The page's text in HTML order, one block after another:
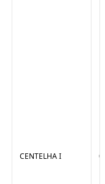
CENTELHA I